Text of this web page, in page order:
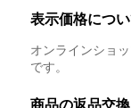
表示価格につ
オンラインショ
です。